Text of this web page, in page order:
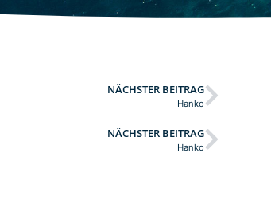
NÄCHSTER BEITRAG
Hanko
NÄCHSTER BEITRAG
Hanko